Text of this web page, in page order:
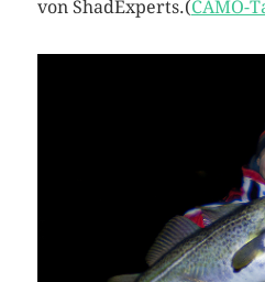
von ShadExperts.(CAMO-